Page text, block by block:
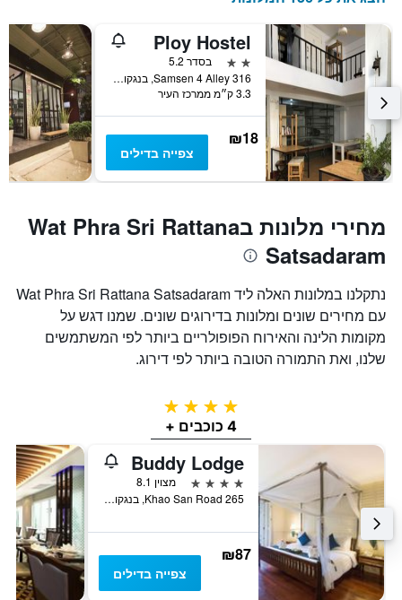
Ploy Hostel
2 כוכבים
בסדר 5.2
316 Samsen 4 Alley, בנגקוק, תאילנד
3.3 ק״מ ממרכז העיר
₪18
צפייה בדילים
מחירי מלונות בWat Phra Sri Rattana
Satsadaram
נתקלנו במלונות האלה ליד Wat Phra Sri Rattana Satsadaram
עם מחירים שונים ומלונות בדירוגים שונים. שמנו דגש על
מקומות הלינה והאירוח הפופולריים ביותר לפי המשתמשים
שלנו, ואת התמורה הטובה ביותר לפי דירוג.
4 כוכבים
4 כוכבים +
Buddy Lodge
4 כוכבים
מצוין 8.1
265 Khao San Road, בנגקוק, תאילנד
₪87
צפייה בדילים